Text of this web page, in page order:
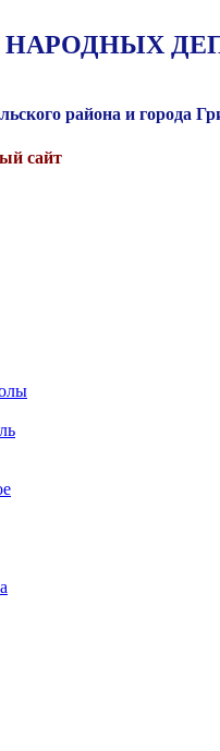
НАРОДНЫХ
района и города
сайт